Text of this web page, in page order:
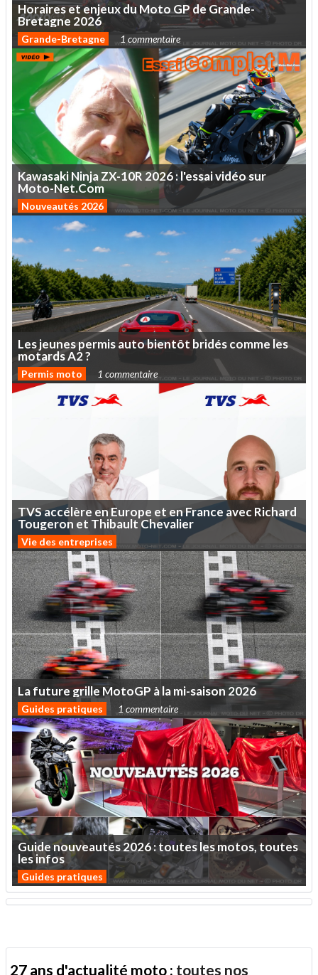
HorairesetenjeuxduMotoGPdeGrande-
Bretagne 2026
Grande-Bretagne 1 commentaire
KawasakiNinjaZX-10R2026:l'essaividéosur
Moto-Net.Com
Nouveautés 2026
Lesjeunespermisautobientôt bridéscommeles
motardsA2?
Permis moto 1 commentaire
TVSaccélère enEurope et enFrance avecRichard
Tougeron et Thibault Chevalier
Vie des entreprises
Lafuturegrille MotoGP àlami-saison 2026
Guides pratiques 1 commentaire
Guidenouveautés2026:touteslesmotos,toutes
lesinfos
Guides pratiques
27 ans d'actualité moto : toutes nos